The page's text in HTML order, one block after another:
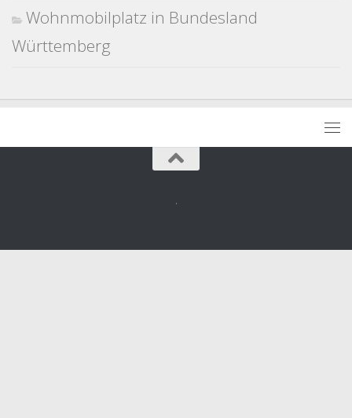
Wohnmobilplatz in Bundesland
Württemberg
.